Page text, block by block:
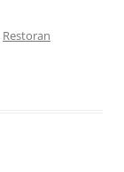
Restoran